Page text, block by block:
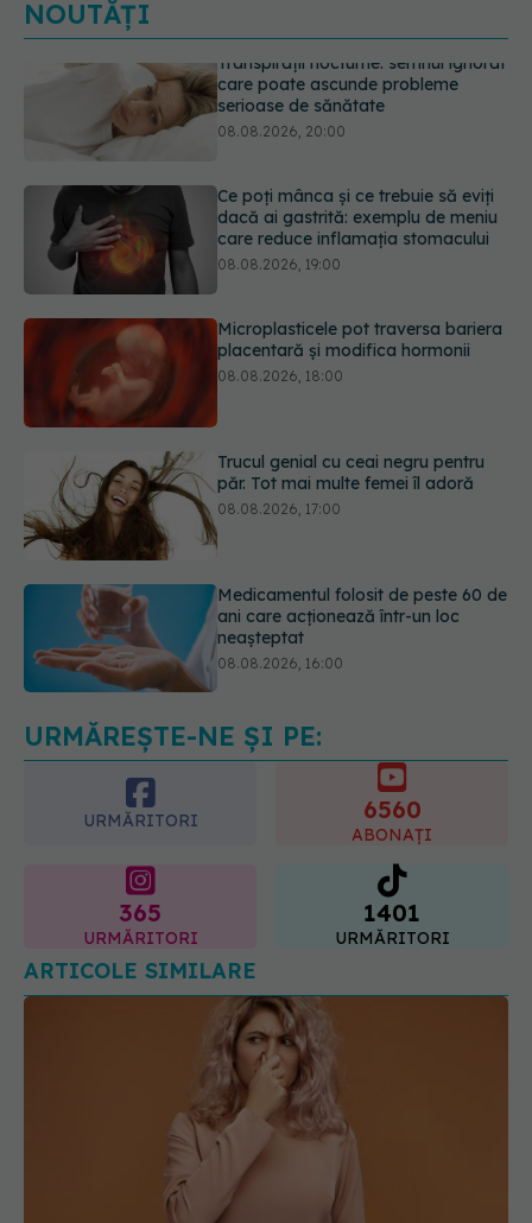
NOUTĂȚI
Ce poți mânca și ce trebuie să eviți
care reduce inflamația stomacului
Microplasticele pot traversa bariera
placentară și modifica hormonii
08.08.2026, 18:00
Trucul genial cu ceai negru pentru
păr. Tot mai multe femei îl adoră
Medicamentul folosit de peste 60 de
ani care acționează într-un loc
Transpirații nocturne: semnul ignorat
care poate ascunde probleme
serioase de sănătate
URMĂREȘTE-NE ȘI PE:
URMĂRITORI 6560
ABONAȚI
365
URMĂRITORI
1401
URMĂRITORI
ARTICOLE SIMILARE